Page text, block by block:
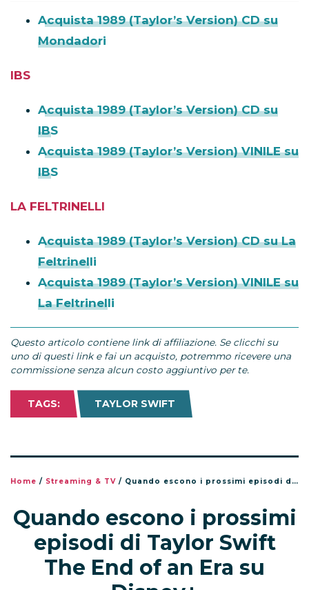
Acquista 1989 (Taylor’s Version) CD su
Mondadori
IBS
Acquista 1989 (Taylor’s Version) CD su
IBS
Acquista 1989 (Taylor’s Version) VINILE su
IBS
LA FELTRINELLI
Acquista 1989 (Taylor’s Version) CD su La
Feltrinelli
Acquista 1989 (Taylor’s Version) VINILE su
La Feltrinelli
Questo articolo contiene link di affiliazione. Se clicchi su
uno di questi link e fai un acquisto, potremmo ricevere una
commissione senza alcun costo aggiuntivo per te.
TAGS: TAYLOR SWIFT
Home / Streaming & TV / Quando escono i prossimi episodi di Taylor Swift The End of an Era su Disney+
Quando escono i prossimi
episodi di Taylor Swift
The End of an Era su